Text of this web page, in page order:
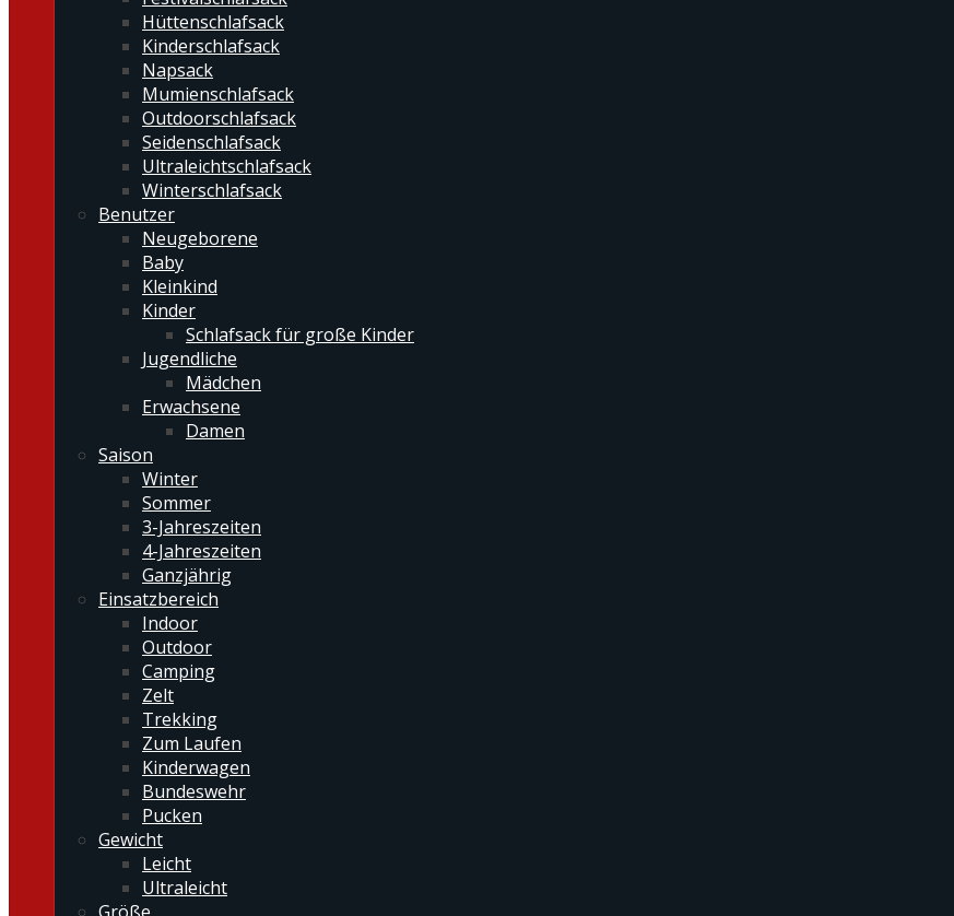
Hüttenschlafsack
Kinderschlafsack
Napsack
Mumienschlafsack
Outdoorschlafsack
Seidenschlafsack
Ultraleichtschlafsack
Winterschlafsack
Benutzer
Neugeborene
Baby
Kleinkind
Kinder
Schlafsack für große Kinder
Jugendliche
Mädchen
Erwachsene
Damen
Saison
Winter
Sommer
3-Jahreszeiten
4-Jahreszeiten
Ganzjährig
Einsatzbereich
Indoor
Outdoor
Camping
Zelt
Trekking
Zum Laufen
Kinderwagen
Bundeswehr
Pucken
Gewicht
Leicht
Ultraleicht